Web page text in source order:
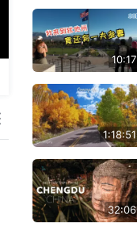
户外徒步
10:17
1:18:51
32:06